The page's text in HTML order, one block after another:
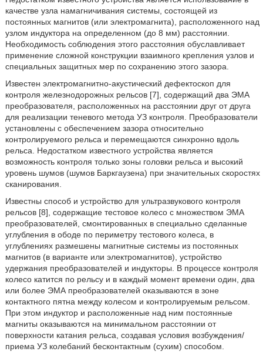
качестве узла намагничивания системы, состоящей из
постоянных магнитов (или электромагнита), расположенного над
узлом индуктора на определенном (до 8 мм) расстоянии.
Необходимость соблюдения этого расстояния обуславливает
применение сложной конструкции взаимного крепления узлов и
специальных защитных мер по сохранению этого зазора.
Известен электромагнитно-акустический дефектоскоп для
контроля железнодорожных рельсов [7], содержащий два ЭМА
преобразователя, расположенных на расстоянии друг от друга
для реализации теневого метода УЗ контроля. Преобразователи
установлены с обеспечением зазора относительно
контролируемого рельса и перемещаются синхронно вдоль
рельса. Недостатком известного устройства является
возможность контроля только зоны головки рельса и высокий
уровень шумов (шумов Баркгаузена) при значительных скоростях
сканирования.
Известны способ и устройство для ультразвукового контроля
рельсов [8], содержащие тестовое колесо с множеством ЭМА
преобразователей, смонтированных в специально сделанные
углубления в ободе по периметру тестового колеса, в
углублениях размешены магнитные системы из постоянных
магнитов (в варианте или электромагнитов), устройство
удержания преобразователей и индукторы. В процессе контроля
колесо катится по рельсу и в каждый момент времени один, два
или более ЭМА преобразователей оказываются в зоне
контактного пятна между колесом и контролируемым рельсом.
При этом индуктор и расположенные над ним постоянные
магниты оказываются на минимальном расстоянии от
поверхности катания рельса, создавая условия возбуждения/
приема УЗ колебаний бесконтактным (сухим) способом.